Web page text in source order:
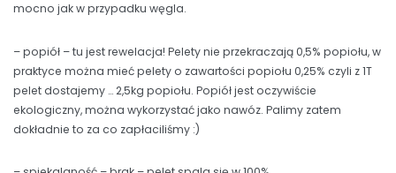
mocno jak w przypadku węgla.
– popiół – tu jest rewelacja! Pelety nie przekraczają 0,5% popiołu, w
praktyce można mieć pelety o zawartości popiołu 0,25% czyli z 1T
pelet dostajemy … 2,5kg popiołu. Popiół jest oczywiście
ekologiczny, można wykorzystać jako nawóz. Palimy zatem
dokładnie to za co zapłaciliśmy :)